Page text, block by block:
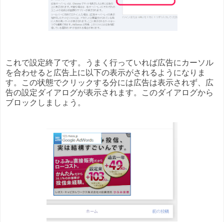
これで設定終了です。うまく行っていれば広告にカーソル
を合わせると広告上に以下の表示がされるようになりま
す。この状態でクリックする分には広告は表示されず、広
告の設定ダイアログが表示されます。このダイアログから
ブロックしましょう。